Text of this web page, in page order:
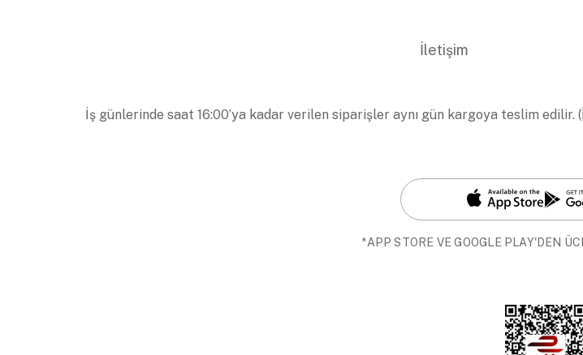
İletişim
İş günlerinde saat 16:00’ya kadar verilen siparişler aynı gün kargoya teslim
*APP STORE VE GOOGLE PLAY'DEN